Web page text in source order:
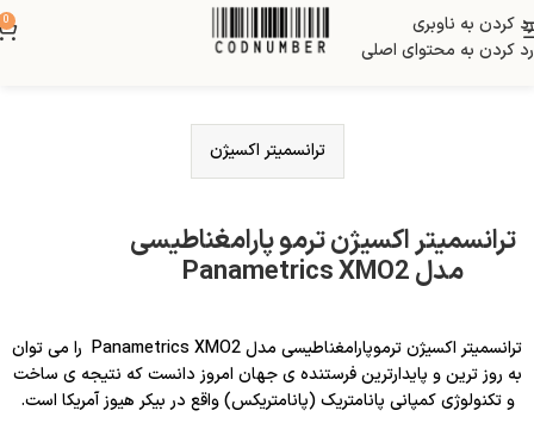
رد کردن به ناوبری
رد کردن به محتوای اصلی
0
ترانسمیتر اکسیژن
ترانسمیتر اکسیژن ترمو پارامغناطیسی
مدل Panametrics XMO2
ترانسمیتر اکسیژن ترموپارامغناطیسی مدل Panametrics XMO2 را می توان
به روز ترین و پایدارترین فرستنده ی جهان امروز دانست که نتیجه ی ساخت
و تکنولوژی کمپانی پانامتریک (پانامتریکس) واقع در بیکر هیوز آمریکا است.